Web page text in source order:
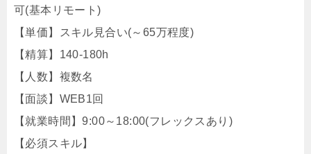
可(基本リモート)
【単価】スキル見合い(～65万程度)
【精算】140-180h
【人数】複数名
【面談】WEB1回
【就業時間】9:00～18:00(フレックスあり)
【必須スキル】